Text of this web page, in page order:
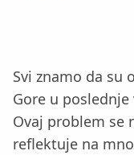
Svi znamo da su
Gore u
Ovaj problem se
reflektuje na